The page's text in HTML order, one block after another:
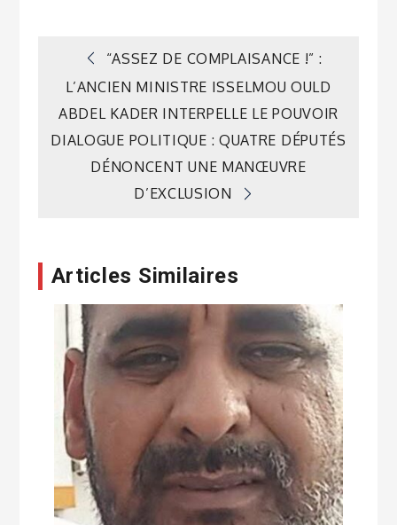
Navigation
de
l’article
“ASSEZ DE COMPLAISANCE !” :
L’ANCIEN MINISTRE ISSELMOU OULD
ABDEL KADER INTERPELLE LE POUVOIR
DIALOGUE POLITIQUE : QUATRE DÉPUTÉS
DÉNONCENT UNE MANŒUVRE
D’EXCLUSION
Articles Similaires